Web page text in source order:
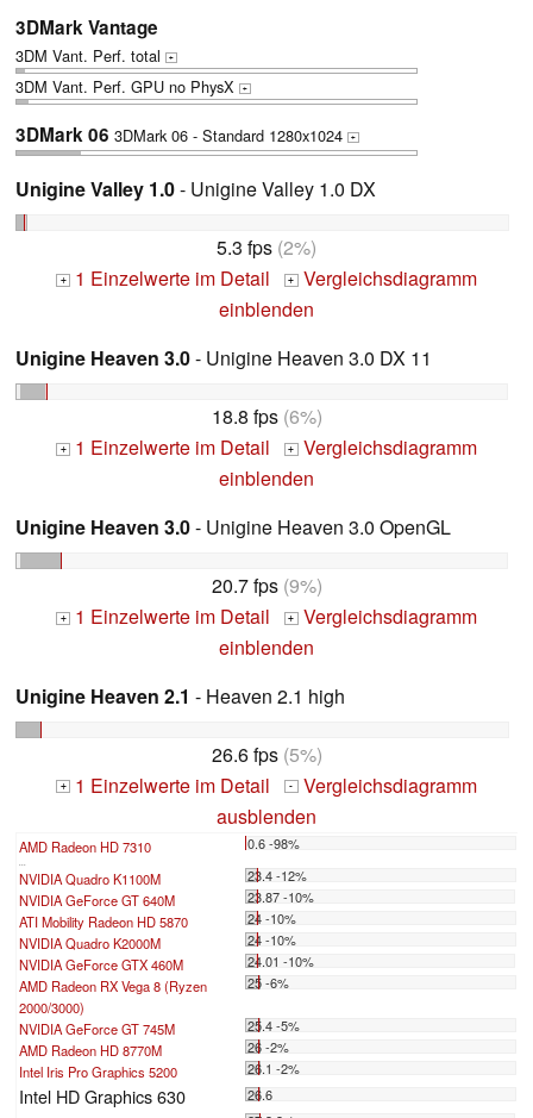
3DMark Vantage
3DM Vant. Perf. total +
3DM Vant. Perf. GPU no PhysX +
3DMark 06 3DMark 06 - Standard 1280x1024 +
Unigine Valley 1.0- Unigine Valley 1.0 DX
5.3 fps (2%)
+ 1 Einzelwerte im Detail + Vergleichsdiagramm
einblenden
Unigine Heaven 3.0- Unigine Heaven 3.0 DX 11
18.8 fps(6%)
+ 1 Einzelwerte im Detail + Vergleichsdiagramm
einblenden
Unigine Heaven 3.0- Unigine Heaven 3.0 OpenGL
20.7 fps(9%)
+ 1 Einzelwerte im Detail + Vergleichsdiagramm
einblenden
Unigine Heaven 2.1 - Heaven 2.1 high
26.6 fps(5%)
+ 1 Einzelwerte im Detail - Vergleichsdiagramm
ausblenden
AMD Radeon HD 7310 0.6 -98%
NVIDIA Quadro K1100M
23.4 -12%
NVIDIA GeForce GT 640M
23.87 -10%
ATI Mobility Radeon HD 5870
24 -10%
NVIDIA Quadro K2000M
24 -10%
NVIDIA GeForce GTX 460M
24.01 -10%
AMD Radeon RX Vega 8 (Ryzen
2000/3000)
25 -6%
NVIDIA GeForce GT 745M
25.4 -5%
AMD Radeon HD 8770M
26 -2%
Intel Iris Pro Graphics 5200
26.1 -2%
Intel HD Graphics 630
26.6